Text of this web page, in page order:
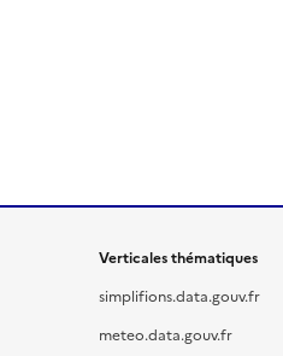
Verticales thématiques
simplifions.data.gouv.fr
meteo.data.gouv.fr